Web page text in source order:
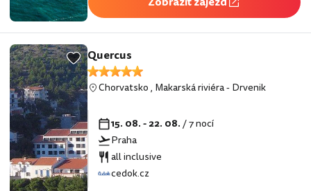
Quercus
Chorvatsko, Makarská riviéra-Drvenik
15. 08. - 22. 08./ 7 nocí
Praha
all inclusive
cedok.cz